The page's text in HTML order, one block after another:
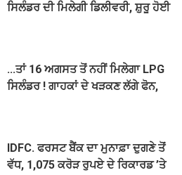
ਸਿਲੰਡਰ ਦੀ ਮਿਲੇਗੀ ਡਿਲੀਵਰੀ, ਸ਼ੁਰੂ ਹੋਈ
...ਤਾਂ 16 ਅਗਸਤ ਤੋਂ ਨਹੀਂ ਮਿਲੇਗਾ LPG
ਸਿਲੰਡਰ ! ਗਾਹਕਾਂ ਦੇ ਖੜਕਣ ਲੱਗੇ ਫੋਨ,
IDFC. ਫਰਸਟ ਬੈਂਕ ਦਾ ਮੁਨਾਫ਼ਾ ਦੁਗਣੇ ਤੋਂ
ਵੱਧ, 1,075 ਕਰੋੜ ਰੁਪਏ ਦੇ ਰਿਕਾਰਡ ’ਤੇ